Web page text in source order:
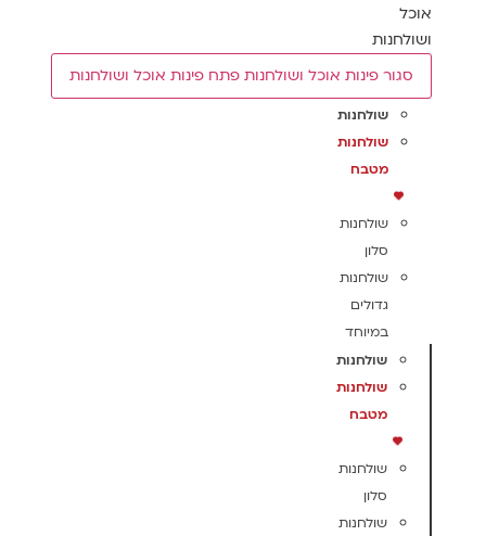
אוכל
ושולחנות
סגור פינות אוכל ושולחנות פתח פינות אוכל ושולחנות
שולחנות
שולחנות
מטבח
שולחנות
סלון
שולחנות
גדולים
במיוחד
שולחנות
שולחנות
מטבח
שולחנות
סלון
שולחנות